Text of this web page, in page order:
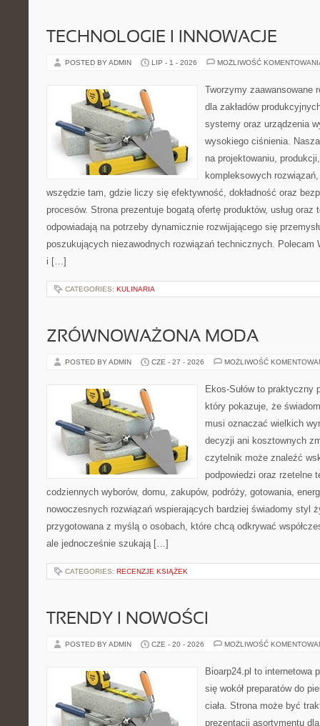
TECHNOLOGIE I INNOWACJE
POSTED BY ADMIN LIP - 1 - 2026 MOŻLIWOŚĆ
Tworzymy zaawansowane
dla zakładów
systemy oraz urządzenia
wysokiego ciśnienia.
na projektowaniu,
kompleksowych
wszędzie tam, gdzie liczy się efektywność, dokładność oraz
procesów. Strona prezentuje bogatą ofertę produktów, usług oraz
odpowiadają na potrzeby dynamicznie rozwijającego się
poszukujących niezawodnych rozwiązań technicznych. Polecam
i […]
CATEGORIES: KULINARIA
ZRÓWNOWAŻONA MODA
POSTED BY ADMIN CZE - 27 - 2026 MOŻLIWOŚĆ
Ekos-Sułów to praktyczny
który pokazuje, że
musi oznaczać wielkich
decyzji ani kosztownych
czytelnik może znaleźć
podpowiedzi oraz rzetelne
codziennych wyborów, domu, zakupów, podróży, gotowania,
nowoczesnych rozwiązań wspierających bardziej świadomy styl
przygotowana z myślą o osobach, które chcą odkrywać
ale jednocześnie szukają […]
CATEGORIES: RECENZJE KSIĄŻEK
TRENDY I NOWOŚCI
POSTED BY ADMIN CZE - 20 - 2026 MOŻLIWOŚĆ
Bioarp24.pl to internetowa
się wokół preparatów do
ciała. Strona może być
prezentacji asortymentu